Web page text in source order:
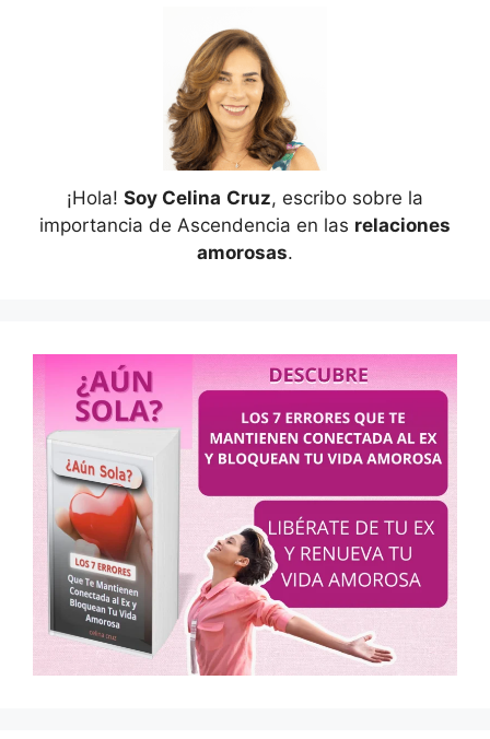
¡Hola! Soy Celina Cruz, escribo sobre la
importancia de Ascendencia en las relaciones
amorosas.